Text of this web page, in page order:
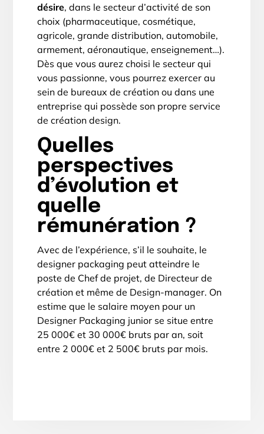
désire, dans le secteur d’activité de son
choix (pharmaceutique, cosmétique,
agricole, grande distribution, automobile,
armement, aéronautique, enseignement…).
Dès que vous aurez choisi le secteur qui
vous passionne, vous pourrez exercer au
sein de bureaux de création ou dans une
entreprise qui possède son propre service
de création design.
Quelles
perspectives
d’évolution et
quelle
rémunération ?
Avec de l’expérience, s’il le souhaite, le
designer packaging peut atteindre le
poste de Chef de projet, de Directeur de
création et même de Design-manager. On
estime que le salaire moyen pour un
Designer Packaging junior se situe entre
25 000€ et 30 000€ bruts par an, soit
entre 2 000€ et 2 500€ bruts par mois.